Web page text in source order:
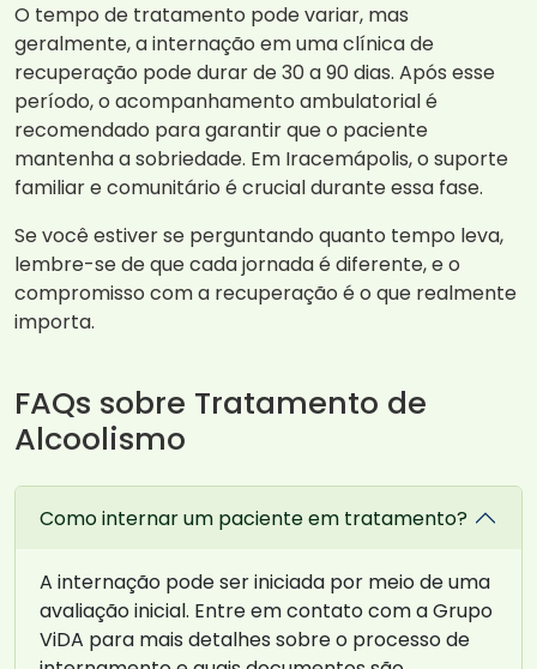
O tempo de tratamento pode variar, mas
geralmente, a internação em uma clínica de
recuperação pode durar de 30 a 90 dias. Após esse
período, o acompanhamento ambulatorial é
recomendado para garantir que o paciente
mantenha a sobriedade. Em Iracemápolis, o suporte
familiar e comunitário é crucial durante essa fase.
Se você estiver se perguntando quanto tempo leva,
lembre-se de que cada jornada é diferente, e o
compromisso com a recuperação é o que realmente
importa.
FAQs sobre Tratamento de
Alcoolismo
Como internar um paciente em tratamento?
A internação pode ser iniciada por meio de uma
avaliação inicial. Entre em contato com a Grupo
ViDA para mais detalhes sobre o processo de